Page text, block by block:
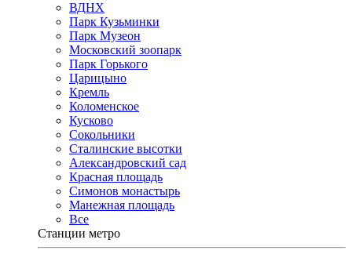
ВДНХ
Парк Кузьминки
Парк Музеон
Московский зоопарк
Парк Горького
Царицыно
Кремль
Коломенское
Кусково
Сокольники
Сталинские высотки
Александровский сад
Красная площадь
Симонов монастырь
Манежная площадь
Все
Станции метро